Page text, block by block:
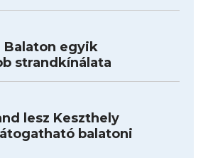
Balaton egyik
strandkínálata
lesz Keszthely
balatoni